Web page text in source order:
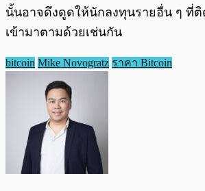
นั้นอาจดึงดูดให้นักลงทุนรายอื่น ๆ ที่ติ
เข้ามาตามด้วยเช่นกัน
bitcoin Mike Novogratz ราคา Bitcoin